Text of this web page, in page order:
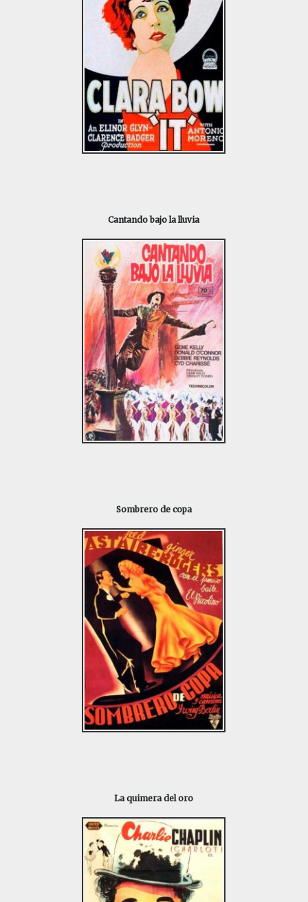
Cantando bajo la lluvia
Sombrero de copa
La quimera del oro